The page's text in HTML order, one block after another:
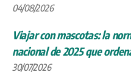
04/08/2026
Viajar con mascotas: la
nacional de 2025 que
30/07/2026